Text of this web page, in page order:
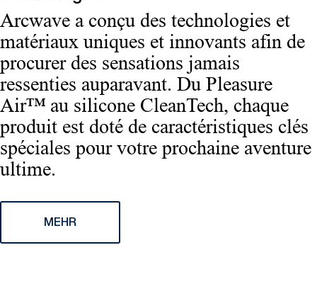
Arcwave a conçu des technologies et
matériaux uniques et innovants afin de
procurer des sensations jamais
ressenties auparavant. Du Pleasure
Air™ au silicone CleanTech, chaque
produit est doté de caractéristiques clés
spéciales pour votre prochaine aventure
ultime.
MEHR